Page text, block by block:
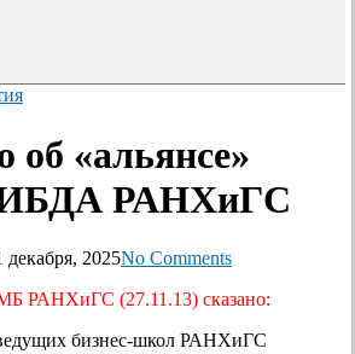
об «альянсе»
РАНХиГС
декабря, 2025No Comments
РАНХиГС (27.11.13) сказано:
бизнес-школ РАНХиГС